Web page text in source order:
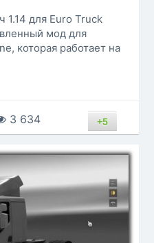
1.14 для Euro Truck
мод для
которая работает на
3 634 +5